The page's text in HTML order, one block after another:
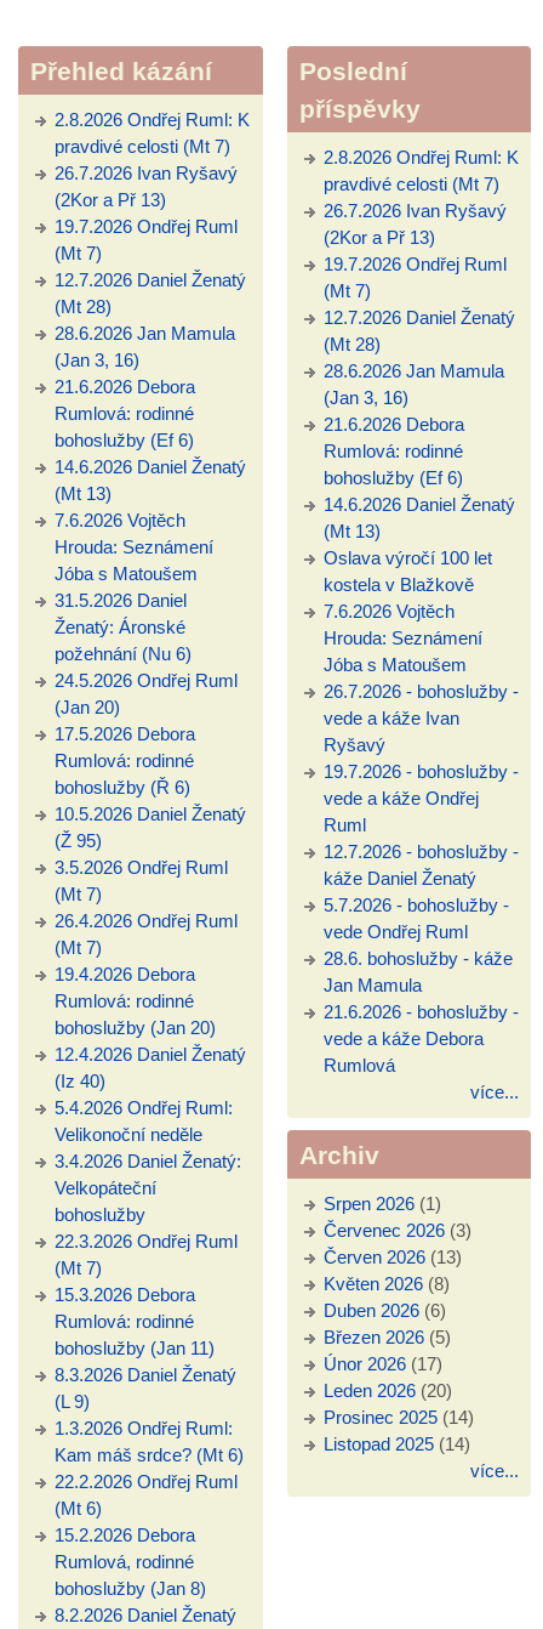
Přehled kázání
2.8.2026 Ondřej Ruml: K
pravdivé celosti (Mt 7)
26.7.2026 Ivan Ryšavý
(2Kor a Př 13)
19.7.2026 Ondřej Ruml
(Mt 7)
12.7.2026 Daniel Ženatý
(Mt 28)
28.6.2026 Jan Mamula
(Jan 3, 16)
21.6.2026 Debora
Rumlová: rodinné
bohoslužby (Ef 6)
14.6.2026 Daniel Ženatý
(Mt 13)
7.6.2026 Vojtěch
Hrouda: Seznámení
Jóba s Matoušem
31.5.2026 Daniel
Ženatý: Áronské
požehnání (Nu 6)
24.5.2026 Ondřej Ruml
(Jan 20)
17.5.2026 Debora
Rumlová: rodinné
bohoslužby (Ř 6)
10.5.2026 Daniel Ženatý
(Ž 95)
3.5.2026 Ondřej Ruml
(Mt 7)
26.4.2026 Ondřej Ruml
(Mt 7)
19.4.2026 Debora
Rumlová: rodinné
bohoslužby (Jan 20)
12.4.2026 Daniel Ženatý
(Iz 40)
5.4.2026 Ondřej Ruml:
Velikonoční neděle
3.4.2026 Daniel Ženatý:
Velkopáteční
bohoslužby
22.3.2026 Ondřej Ruml
(Mt 7)
15.3.2026 Debora
Rumlová: rodinné
bohoslužby (Jan 11)
8.3.2026 Daniel Ženatý
(L 9)
1.3.2026 Ondřej Ruml:
Kam máš srdce? (Mt 6)
22.2.2026 Ondřej Ruml
(Mt 6)
15.2.2026 Debora
Rumlová, rodinné
bohoslužby (Jan 8)
8.2.2026 Daniel Ženatý
Poslední
příspěvky
2.8.2026 Ondřej Ruml: K
pravdivé celosti (Mt 7)
26.7.2026 Ivan Ryšavý
(2Kor a Př 13)
19.7.2026 Ondřej Ruml
(Mt 7)
12.7.2026 Daniel Ženatý
(Mt 28)
28.6.2026 Jan Mamula
(Jan 3, 16)
21.6.2026 Debora
Rumlová: rodinné
bohoslužby (Ef 6)
14.6.2026 Daniel Ženatý
(Mt 13)
Oslava výročí 100 let
kostela v Blažkově
7.6.2026 Vojtěch
Hrouda: Seznámení
Jóba s Matoušem
26.7.2026 - bohoslužby -
vede a káže Ivan
Ryšavý
19.7.2026 - bohoslužby -
vede a káže Ondřej
Ruml
12.7.2026 - bohoslužby -
káže Daniel Ženatý
5.7.2026 - bohoslužby -
vede Ondřej Ruml
28.6. bohoslužby - káže
Jan Mamula
21.6.2026 - bohoslužby -
vede a káže Debora
Rumlová
více...
Archiv
Srpen 2026(1)
Červenec 2026(3)
Červen 2026(13)
Květen 2026(8)
Duben 2026(6)
Březen 2026(5)
Únor 2026(17)
Leden 2026(20)
Prosinec 2025(14)
Listopad 2025(14)
více...